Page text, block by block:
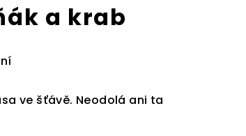
a krab
ve šťávě. Neodolá ani ta